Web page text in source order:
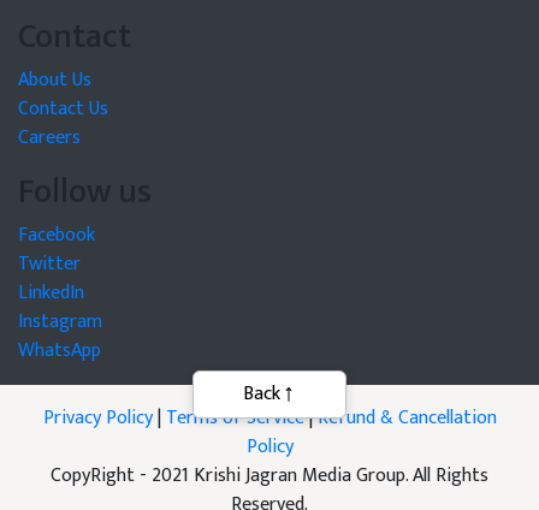
Contact
About Us
Contact Us
Careers
Follow us
Facebook
Twitter
LinkedIn
Instagram
WhatsApp
Privacy Policy|Terms of Service|Refund & Cancellation
Policy
CopyRight - 2021 Krishi Jagran Media Group. All Rights
Back